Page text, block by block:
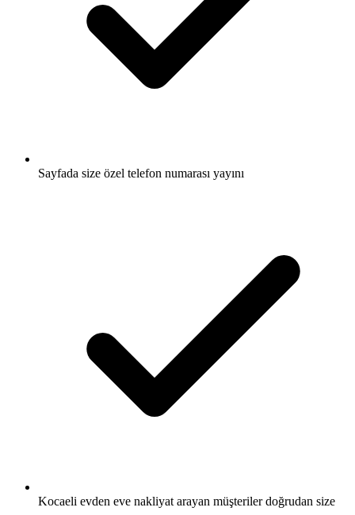
Sayfada size özel telefon numarası yayını
Kocaeli evden eve nakliyat arayan müşteriler doğrudan size